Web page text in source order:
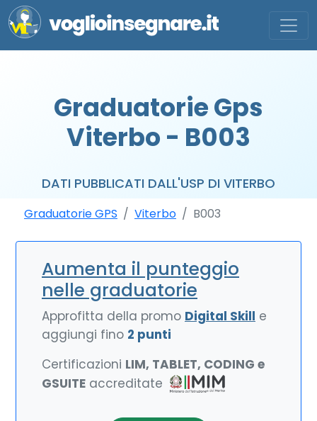
Graduatorie Gps
Viterbo - B003
DATI PUBBLICATI DALL'USP DI VITERBO
Graduatorie GPS Viterbo B003
Aumenta il punteggio
nelle graduatorie
Approfitta della promo Digital Skill e
aggiungi fino 2 punti
Certificazioni LIM, TABLET, CODING e
GSUITE accreditate